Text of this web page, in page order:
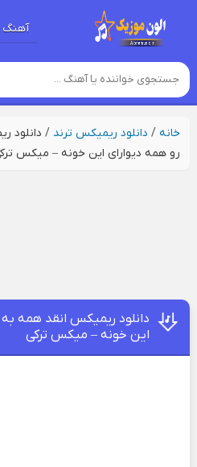
آهنگ
خانه/ دانلود ریمیکس ترند / دانلود
رو همه دیوارای این خونه – میکس
دانلود ریمیکس انقد همه
این خونه – میکس ترکی